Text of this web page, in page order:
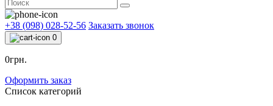
+38 (098) 028-52-56 Заказать звонок
0
0грн.
Оформить заказ
Список категорий